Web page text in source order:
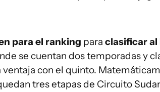
para el ranking para clasificar al
se cuentan dos temporadas y
ventaja con el quinto.
tres etapas de Circuito